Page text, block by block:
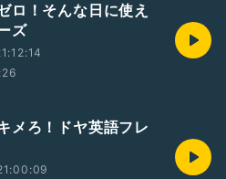
ロ！そんな日に使え
ズ
メろ！ドヤ英語フレ